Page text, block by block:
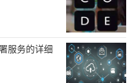
服务的详细